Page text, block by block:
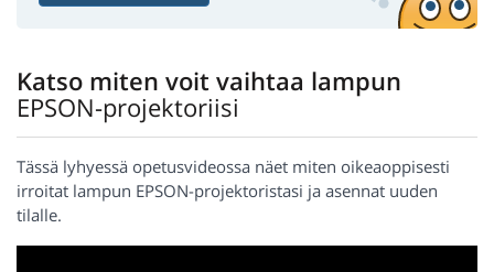
Katso miten voit vaihtaa lampun
EPSON-projektoriisi
Tässä lyhyessä opetusvideossa näet miten oikeaoppisesti
irroitat lampun EPSON-projektoristasi ja asennat uuden
tilalle.